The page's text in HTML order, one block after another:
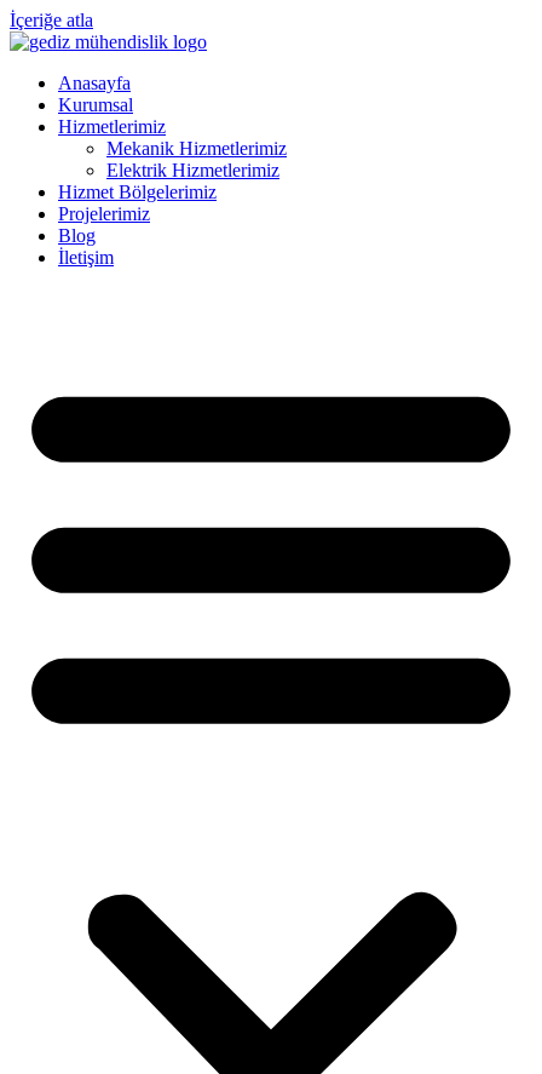
İçeriğe atla
Anasayfa
Kurumsal
Hizmetlerimiz
Mekanik Hizmetlerimiz
Elektrik Hizmetlerimiz
Hizmet Bölgelerimiz
Projelerimiz
Blog
İletişim